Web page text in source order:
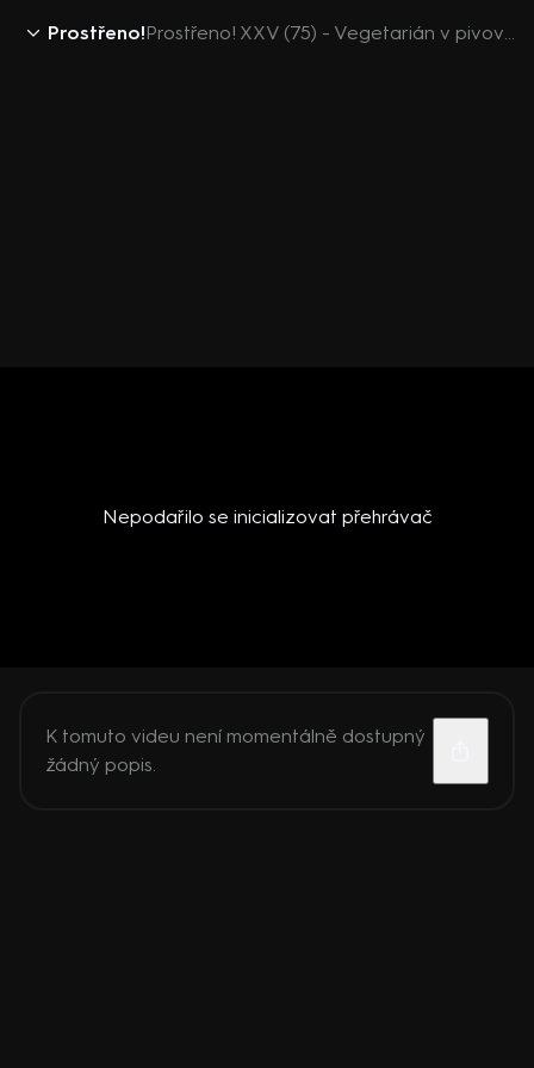
Prostřeno! Prostřeno! XXV (75) - Vegetarián v pivovaru
Nepodařilo se inicializovat přehrávač
K tomuto videu není momentálně dostupný
žádný popis.